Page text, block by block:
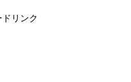
リンク